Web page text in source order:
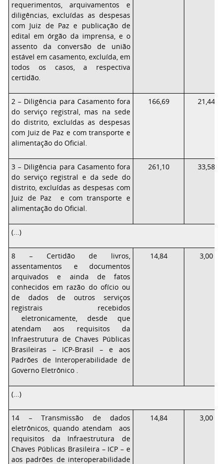
requerimentos, arquivamentos e
diligências, excluídas as despesas
com Juiz de Paz e publicação de
editalemórgão da imprensa, eo
assento da conversão de união
estável em casamento, excluída, em
todos os casos, a respectiva
certidão.
2 – Diligência para Casamentofora
do serviço registral, mas na sede
do distrito, excluídas as despesas
com Juiz de Paz e comtransportee
alimentação do Oficial.
166,69 21,44
3– Diligência para Casamentofora
do serviço registrale dasededo
distrito, excluídas as despesas com
Juiz de Paz e com transporte e
alimentação do Oficial.
261,10 33,58
(...)
8 – Certidão de livros,
assentamentos e documentos
arquivados e ainda de fatos
conhecidos em razão do ofício ou
de dados de outros serviços
registrais recebidos
eletronicamente, desde que
atendam aos requisitos da
Infraestrutura de Chaves Públicas
Brasileiras – ICP-Brasil – e aos
Padrões de Interoperabilidade de
Governo Eletrônico .
14,84 3,00
(...)
14 – Transmissão de dados
eletrônicos, quando atendam aos
requisitos da Infraestrutura de
Chaves Públicas Brasileira – ICP–e
aos padrões de interoperabilidade
14,84 3,00